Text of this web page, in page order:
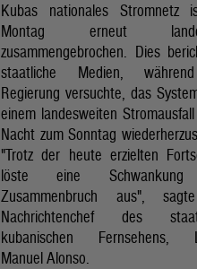
Kubas nationales Stromnetz
Montag erneut
zusammengebrochen. Dies
staatliche Medien,
Regierung versuchte, das
einem landesweiten
Nacht zum Sonntag
"Trotz der heute erzielten
löste eine
Zusammenbruch aus",
Nachrichtenchef des
kubanischen Fernsehens,
Manuel Alonso.